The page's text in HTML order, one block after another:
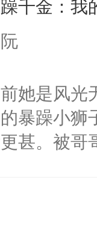
、心中
在经历各
龙契的存
，眼眶湿
给你一个
一下，“
”
千金：我
前她是风光
暴躁小狮
甚。被哥